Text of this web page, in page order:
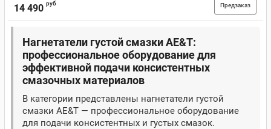
14 490 руб Предзаказ
Нагнетатели густой смазки AE&T:
профессиональное оборудование для
эффективной подачи консистентных
смазочных материалов
В категории представлены нагнетатели густой
смазки AE&T — профессиональное оборудование
для подачи консистентных и густых смазок.